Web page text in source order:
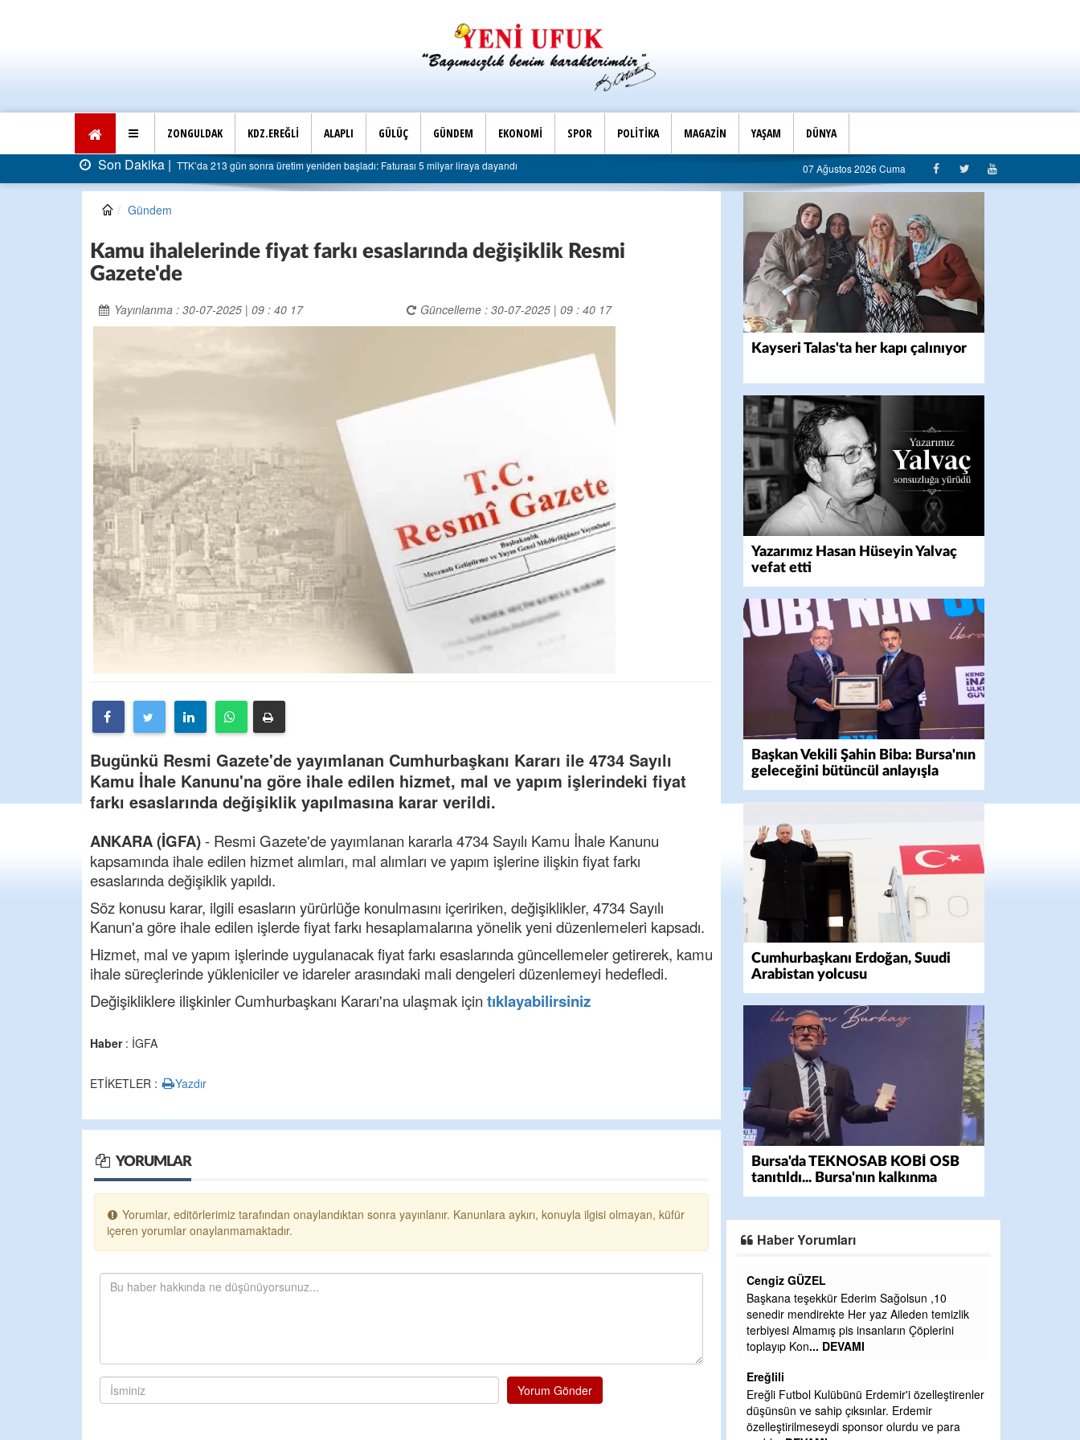
ZONGULDAK KDZ.EREĞLİ ALAPLI GÜLÜÇ GÜNDEM EKONOMİ SPOR POLİTİKA MAGAZİN YAŞAM DÜNYA
Son Dakika | TTK’da 213 gün sonra üretim yeniden başladı: Faturası 5 milyar liraya dayandı AK Parti Ereğli İlçe Başkanlığı’ndan belediyeye sert eleştiri: “Algı siyaseti değil, hizmet belediyeciliği”
07 Ağustos 2026 Cuma
Gündem
Kamu ihalelerinde fiyat farkı esaslarında değişiklik Resmi
Gazete'de
Yayınlanma : 30-07-2025 | 09 : 40 17 Güncelleme : 30-07-2025 | 09 : 40 17
Bugünkü Resmi Gazete'de yayımlanan Cumhurbaşkanı Kararı ile 4734 Sayılı
Kamu İhale Kanunu'na göre ihale edilen hizmet, mal ve yapım işlerindeki fiyat
farkı esaslarında değişiklik yapılmasına karar verildi.
ANKARA (İGFA)- Resmi Gazete'de yayımlanan kararla 4734 Sayılı Kamu İhale Kanunu
kapsamında ihale edilen hizmet alımları, mal alımları ve yapım işlerine ilişkin fiyat farkı
esaslarında değişiklik yapıldı.
Söz konusu karar, ilgili esasların yürürlüğe konulmasını içeririken, değişiklikler, 4734 Sayılı
Kanun'a göre ihale edilen işlerde fiyat farkı hesaplamalarına yönelik yeni düzenlemeleri kapsadı.
Hizmet, mal ve yapım işlerinde uygulanacak fiyat farkı esaslarında güncellemeler getirerek, kamu
ihale süreçlerinde yükleniciler ve idareler arasındaki mali dengeleri düzenlemeyi hedefledi.
Değişikliklere ilişkinler Cumhurbaşkanı Kararı'na ulaşmak için tıklayabilirsiniz
Haber: İGFA
ETİKETLER : Yazdır
YORUMLAR
Yorumlar, editörlerimiz tarafından onaylandıktan sonra yayınlanır. Kanunlara aykırı, konuyla ilgisi olmayan, küfür
içeren yorumlar onaylanmamaktadır.
Yorum Gönder
Kayseri Talas'ta her kapı çalınıyor
Yazarımız Hasan Hüseyin Yalvaç
vefat etti
Başkan Vekili Şahin Biba: Bursa'nın
geleceğini bütüncül anlayışla
planlıyoruz
Cumhurbaşkanı Erdoğan, Suudi
Arabistan yolcusu
Bursa'da TEKNOSAB KOBİ OSB
tanıtıldı... Bursa'nın kalkınma
yolculuğunda yeni dönem
Haber Yorumları
Başkana teşekkür Ederim Sağolsun ,10
senedir mendirekte Her yaz Aileden temizlik
terbiyesi Almamış pis insanların Çöplerini
Ereğli Futbol Kulübünü Erdemir'i özelleştirenler
düşünsün ve sahip çıksınlar. Erdemir
özelleştirilmeseydi sponsor olurdu ve para
GULDERE DERE ÇALIŞMALARI,
ÖNCE ALKAYA TARAFINDAN
ETRASFINDA YERLEŞİM YERI
Şaban yavuz
Mekanı cennet olsun kederli ailesine
Sabri Celil ihsan eylesin